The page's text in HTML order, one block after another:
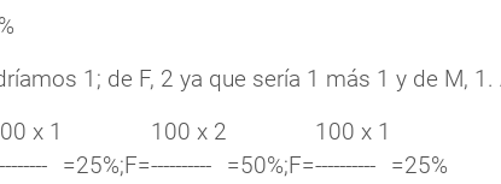
1; de F, 2 ya que sería 1 más 1 y de M,
x 1
100 x 2
100 x 1
=25%;F=---------- =50%;F=---------- =25%